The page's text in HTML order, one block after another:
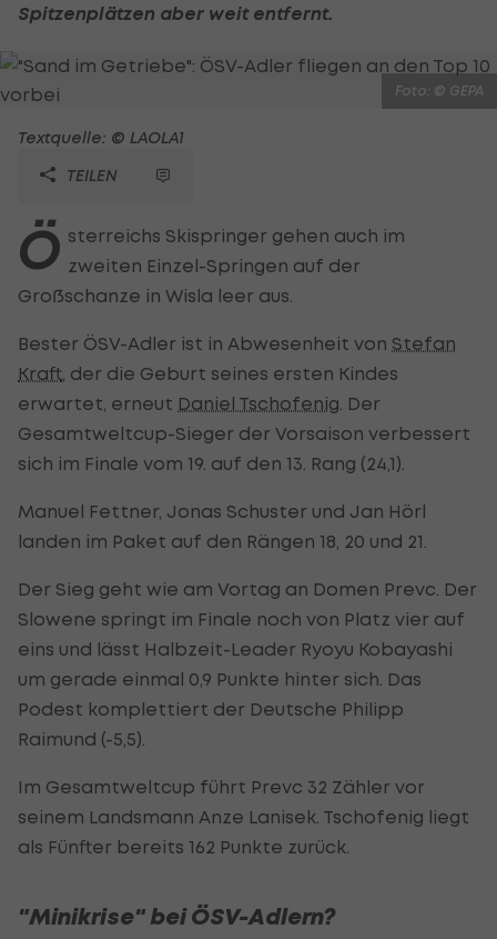
Spitzenplätzen aber weit entfernt.
Foto: © GEPA
Textquelle: © LAOLA1
TEILEN
Ö sterreichs Skispringer gehen auch im
zweiten Einzel-Springen auf der
Großschanze in Wisla leer aus.
Bester ÖSV-Adler ist in Abwesenheit von Stefan
Kraft , der die Geburt seines ersten Kindes
erwartet, erneut Daniel Tschofenig . Der
Gesamtweltcup-Sieger der Vorsaison verbessert
sich im Finale vom 19. auf den 13. Rang (24,1).
Manuel Fettner, Jonas Schuster und Jan Hörl
landen im Paket auf den Rängen 18, 20 und 21.
Der Sieg geht wie am Vortag an Domen Prevc. Der
Slowene springt im Finale noch von Platz vier auf
eins und lässt Halbzeit-Leader Ryoyu Kobayashi
um gerade einmal 0,9 Punkte hinter sich. Das
Podest komplettiert der Deutsche Philipp
Raimund (-5,5).
Im Gesamtweltcup führt Prevc 32 Zähler vor
seinem Landsmann Anze Lanisek. Tschofenig liegt
als Fünfter bereits 162 Punkte zurück.
"Minikrise" bei ÖSV-Adlern?